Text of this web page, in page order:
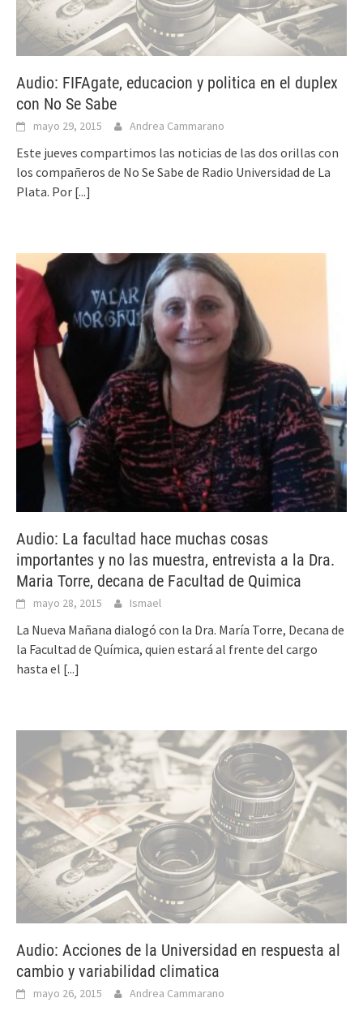
Audio: FIFAgate, educacion y politica en el duplex
con No Se Sabe
mayo 29, 2015 Andrea Cammarano
Este jueves compartimos las noticias de las dos orillas con
los compañeros de No Se Sabe de Radio Universidad de La
Plata. Por [...]
Audio: La facultad hace muchas cosas
importantes y no las muestra, entrevista a la Dra.
Maria Torre, decana de Facultad de Quimica
mayo 28, 2015 Ismael
La Nueva Mañana dialogó con la Dra. María Torre, Decana de
la Facultad de Química, quien estará al frente del cargo
hasta el [...]
Audio: Acciones de la Universidad en respuesta al
cambio y variabilidad climatica
mayo 26, 2015 Andrea Cammarano